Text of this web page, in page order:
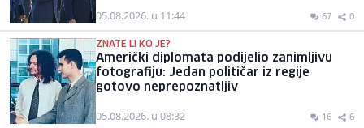
05.08.2026. u 11:44 67 0
ZNATE LI KO JE?
Američki diplomata podijelio zanimljivu
fotografiju: Jedan političar iz regije
gotovo neprepoznatljiv
05.08.2026. u 08:32 16 6